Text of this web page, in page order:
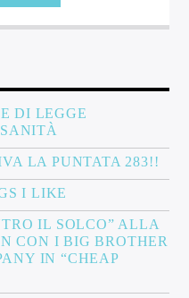
DI LEGGE
LA PUNTATA 283!!
I LIKE
IL SOLCO” ALLA
CON I BIG BROTHER
IN “CHEAP